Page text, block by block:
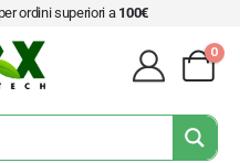
ordini superiori a 100€
0